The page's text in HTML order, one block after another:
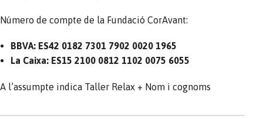
Número de compte de la Fundació CorAvant:
BBVA: ES42 0182 7301 7902 0020 1965
La Caixa: ES15 2100 0812 1102 0075 6055
A l’assumpte indica Taller Relax + Nom i cognoms